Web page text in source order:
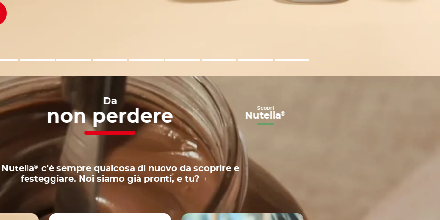
Da
non perdere Scopri
Nutella®
Nutella® c'è sempre qualcosa di nuovo da scoprire e
festeggiare. Noi siamo già pronti, e tu?